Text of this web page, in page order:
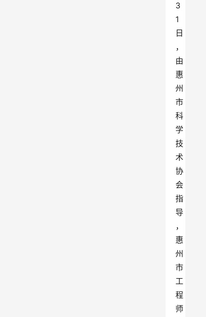
3
1
日
，
由
惠
州
市
科
学
技
术
协
会
指
导
，
惠
州
市
工
程
师